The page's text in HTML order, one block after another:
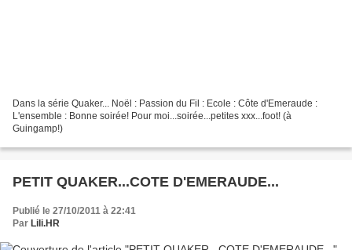
Dans la série Quaker... Noël : Passion du Fil : Ecole : Côte d'Emeraude :
L'ensemble : Bonne soirée! Pour moi...soirée...petites xxx...foot! (à
Guingamp!)
PETIT QUAKER...COTE D'EMERAUDE...
Publié le 27/10/2011 à 22:41
Par Lili.HR